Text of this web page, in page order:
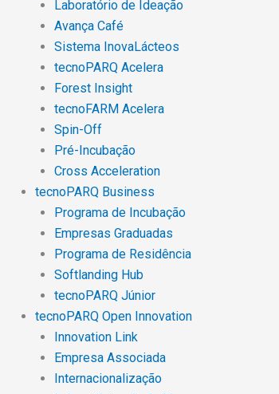
Laboratório de Ideação
Avança Café
Sistema InovaLácteos
tecnoPARQ Acelera
Forest Insight
tecnoFARM Acelera
Spin-Off
Pré-Incubação
Cross Acceleration
tecnoPARQ Business
Programa de Incubação
Empresas Graduadas
Programa de Residência
Softlanding Hub
tecnoPARQ Júnior
tecnoPARQ Open Innovation
Innovation Link
Empresa Associada
Internacionalização